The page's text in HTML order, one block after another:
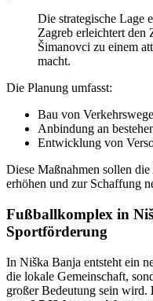
Die strategische Lage
Zagreb erleichtert
Šimanovci zu einem
macht.
Die Planung umfasst:
Bau von
Anbindung an
Entwicklung von
Diese Maßnahmen sollen
erhöhen und zur Schaffung
Fußballkomplex in
Sportförderung
In Niška Banja entsteht ein
die lokale Gemeinschaft,
großer Bedeutung sein wird.